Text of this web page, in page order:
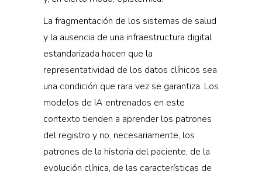
La fragmentación de los sistemas de salud
y la ausencia de una infraestructura digital
estandarizada hacen que la
representatividad de los datos clínicos sea
una condición que rara vez se garantiza. Los
modelos de IA entrenados en este
contexto tienden a aprender los patrones
del registro y no, necesariamente, los
patrones de la historia del paciente, de la
evolución clínica, de las características de